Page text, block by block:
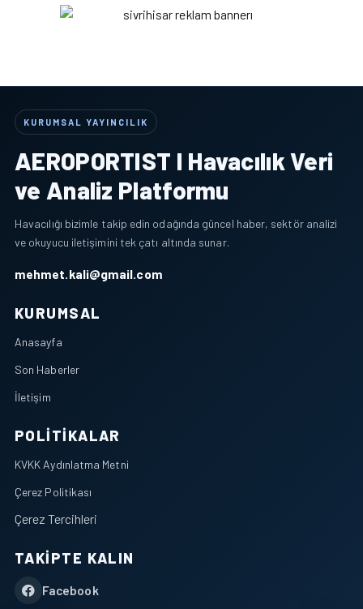
KURUMSAL YAYINCILIK
AEROPORTIST I Havacılık Veri
ve Analiz Platformu
Havacılığı bizimle takip edin odağında güncel haber, sektör analizi
ve okuyucu iletişimini tek çatı altında sunar.
mehmet.kali@gmail.com
KURUMSAL
Anasayfa
Son Haberler
İletişim
POLITIKALAR
KVKK Aydınlatma Metni
Çerez Politikası
Çerez Tercihleri
TAKIPTE KALIN
Facebook